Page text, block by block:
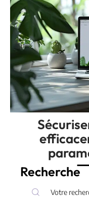
Recherche